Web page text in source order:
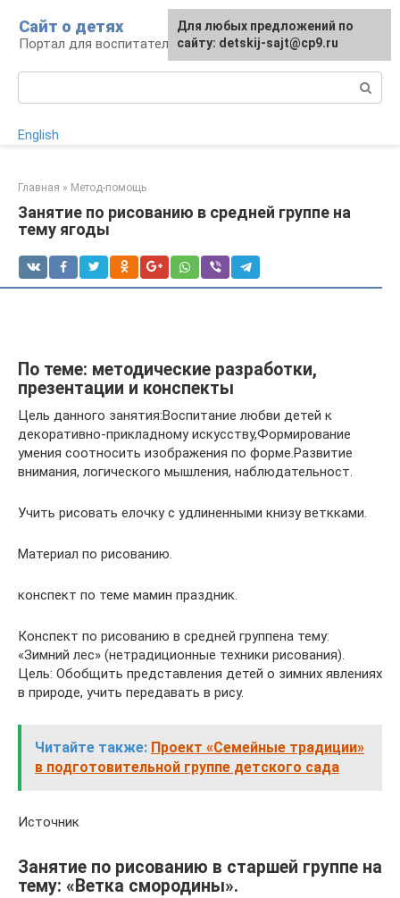
контенту
Сайт о детях
Портал для воспитателей и родителей
English
Главная » Метод-помощь
Занятие по рисованию в средней группе на
тему ягоды
По теме: методические разработки,
презентации и конспекты
Цель данного занятия:Воспитание любви детей к
декоративно-прикладному искусству,Формирование
умения соотносить изображения по форме.Развитие
внимания, логического мышления, наблюдательност.
Учить рисовать елочку с удлиненными книзу веткками.
Материал по рисованию.
конспект по теме мамин праздник.
Конспект по рисованию в средней группена тему:
«Зимний лес» (нетрадиционные техники рисования).
Цель: Обобщить представления детей о зимних явлениях
в природе, учить передавать в рису.
Читайте также: Проект «Семейные традиции»
в подготовительной группе детского сада
Источник
Занятие по рисованию в старшей группе на
тему: «Ветка смородины».
Для любых предложений по
сайту: detskij-sajt@cp9.ru